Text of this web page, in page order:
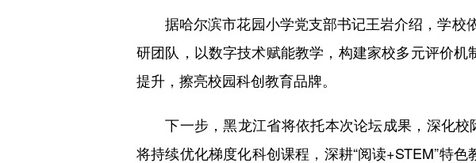
据哈尔滨市花园小学党支部书记王岩介绍，学校依
研团队，以数字技术赋能教学，构建家校多元评价
提升，擦亮校园科创教育品牌。
下一步，黑龙江省将依托本次论坛成果，深化校
将持续优化梯度化科创课程，深耕“阅读+STEM”特